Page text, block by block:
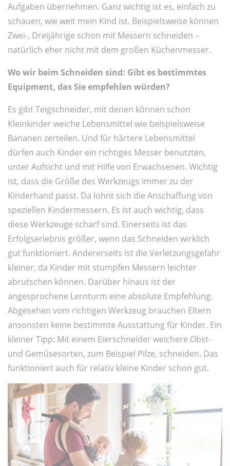
Aufgaben übernehmen. Ganz wichtig ist es, einfach zu
schauen, wie weit mein Kind ist. Beispielsweise können
Zwei-, Dreijährige schon mit Messern schneiden –
natürlich eher nicht mit dem großen Küchenmesser.
Wo wir beim Schneiden sind: Gibt es bestimmtes
Equipment, das Sie empfehlen würden?
Es gibt Teigschneider, mit denen können schon
Kleinkinder weiche Lebensmittel wie beispielsweise
Bananen zerteilen. Und für härtere Lebensmittel
dürfen auch Kinder ein richtiges Messer benutzten,
unter Aufsicht und mit Hilfe von Erwachsenen. Wichtig
ist, dass die Größe des Werkzeugs immer zu der
Kinderhand passt. Da lohnt sich die Anschaffung von
speziellen Kindermessern. Es ist auch wichtig, dass
diese Werkzeuge scharf sind. Einerseits ist das
Erfolgserlebnis größer, wenn das Schneiden wirklich
gut funktioniert. Andererseits ist die Verletzungsgefahr
kleiner, da Kinder mit stumpfen Messern leichter
abrutschen können. Darüber hinaus ist der
angesprochene Lernturm eine absolute Empfehlung.
Abgesehen vom richtigen Werkzeug brauchen Eltern
ansonsten keine bestimmte Ausstattung für Kinder. Ein
kleiner Tipp: Mit einem Eierschneider weichere Obst-
und Gemüsesorten, zum Beispiel Pilze, schneiden. Das
funktioniert auch für relativ kleine Kinder schon gut.